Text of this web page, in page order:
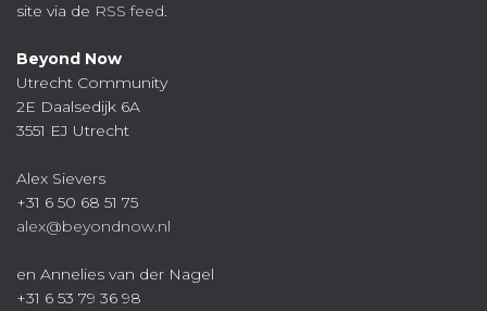
site via de RSS feed.
Beyond Now
Utrecht Community
2E Daalsedijk 6A
3551 EJ Utrecht
Alex Sievers
+31 6 50 68 51 75
alex@beyondnow.nl
en Annelies van der Nagel
+31 6 53 79 36 98